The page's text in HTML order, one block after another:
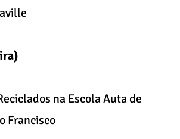
na Escola Auta de
Francisco